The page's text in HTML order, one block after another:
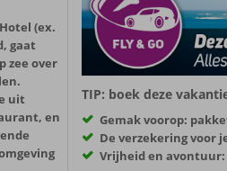
(ex.
gaat
zee over
uit
en
TIP: boek deze
Gemak voorop:
De verzekering voor
Vrijheid en